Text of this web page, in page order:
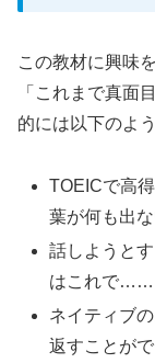
この教材に興味
「これまで真面
的には以下のよ
TOEICで高
葉が何も出
話しようと
はこれで……
ネイティブ
返すことが